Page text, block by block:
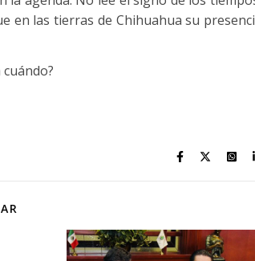
en las tierras de Chihuahua su